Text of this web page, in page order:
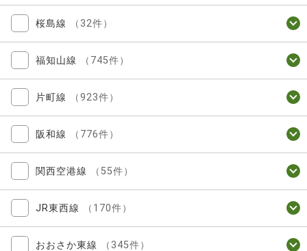
桜島線 （32件）
福知山線 （745件）
片町線 （923件）
阪和線 （776件）
関西空港線 （55件）
JR東西線 （170件）
おおさか東線 （345件）